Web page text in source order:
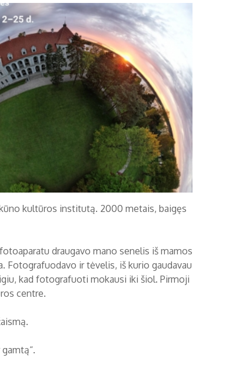
kultūros institutą. 2000 metais, baigęs
draugavo mano senelis iš mamos
Fotografuodavo ir tėvelis, iš kurio gaudavau
kad fotografuoti mokausi iki šiol. Pirmoji
centre.